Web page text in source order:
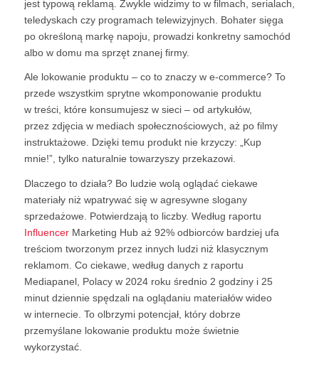
jest typową reklamą. Zwykle widzimy to w filmach, serialach,
teledyskach czy programach telewizyjnych. Bohater sięga
po określoną markę napoju, prowadzi konkretny samochód
albo w domu ma sprzęt znanej firmy.
Ale lokowanie produktu – co to znaczy w e-commerce? To
przede wszystkim sprytne wkomponowanie produktu
w treści, które konsumujesz w sieci – od artykułów,
przez zdjęcia w mediach społecznościowych, aż po filmy
instruktażowe. Dzięki temu produkt nie krzyczy: „Kup
mnie!”, tylko naturalnie towarzyszy przekazowi.
Dlaczego to działa? Bo ludzie wolą oglądać ciekawe
materiały niż wpatrywać się w agresywne slogany
sprzedażowe. Potwierdzają to liczby. Według raportu
InfluencerMarketing Hub aż 92% odbiorców bardziej ufa
treściom tworzonym przez innych ludzi niż klasycznym
reklamom. Co ciekawe, według danych z raportu
Mediapanel, Polacy w 2024 roku średnio 2 godziny i 25
minut dziennie spędzali na oglądaniu materiałów wideo
w internecie. To olbrzymi potencjał, który dobrze
przemyślane lokowanie produktu może świetnie
wykorzystać.